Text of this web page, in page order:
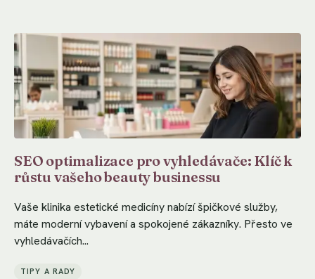
SEO optimalizace pro vyhledávače: Klíč k
růstu vašeho beauty businessu
Vaše klinika estetické medicíny nabízí špičkové služby,
máte moderní vybavení a spokojené zákazníky. Přesto ve
vyhledávačích...
TIPY A RADY